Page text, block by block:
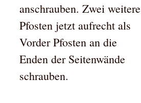
anschrauben. Zwei weitere
Pfosten jetzt aufrecht als
Vorder Pfosten an die
Enden der Seitenwände
schrauben.